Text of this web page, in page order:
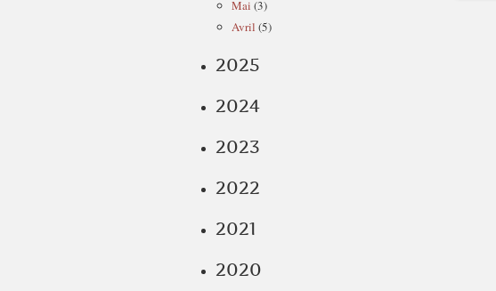
Mai (3)
Avril (5)
2025
2024
2023
2022
2021
2020